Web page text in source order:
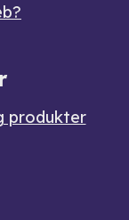
produkter